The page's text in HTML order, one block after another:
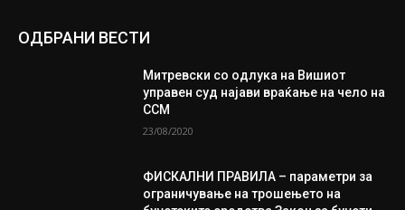
ОДБРАНИ ВЕСТИ
Митревски со одлука на Вишиот
управен суд најави враќање на чело на
ССМ
23/08/2020
ФИСКАЛНИ ПРАВИЛА – параметри за
ограничување на трошењето на